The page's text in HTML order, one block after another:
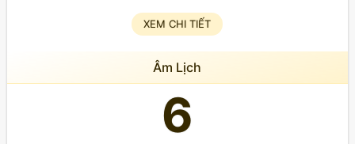
XEM CHI TIẾT
Âm Lịch
6